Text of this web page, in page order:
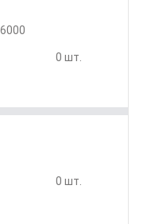
0 шт.
0 шт.